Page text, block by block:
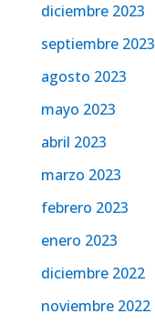
diciembre 2023
septiembre 2023
agosto 2023
mayo 2023
abril 2023
marzo 2023
febrero 2023
enero 2023
diciembre 2022
noviembre 2022